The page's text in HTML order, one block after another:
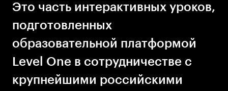
Это часть интерактивных уроков,
подготовленных
образовательной платформой
Level One в сотрудничестве с
крупнейшими российскими